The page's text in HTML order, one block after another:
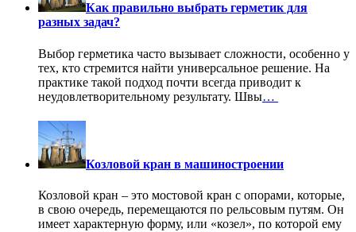
Как правильно выбрать герметик для
разных задач?
Выбор герметика часто вызывает сложности, особенно у
тех, кто стремится найти универсальное решение. На
практике такой подход почти всегда приводит к
неудовлетворительному результату. Швы…
Козловой кран в машиностроении
Козловой кран – это мостовой кран с опорами, которые,
в свою очередь, перемещаются по рельсовым путям. Он
имеет характерную форму, или «козел», по которой ему